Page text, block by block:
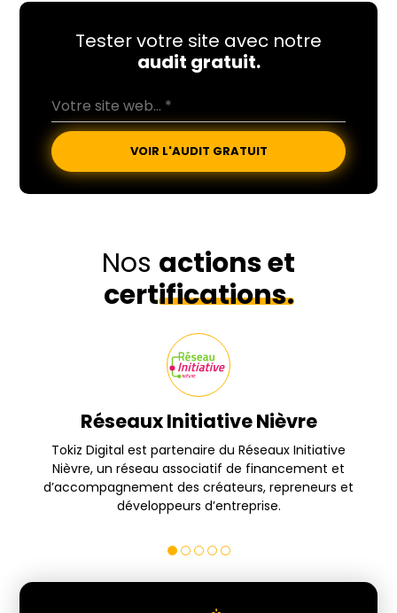
Tester votre site avec notre
audit gratuit.
VOIR L'AUDIT GRATUIT
Nos actions et
certifications.
Réseaux Initiative Nièvre
Tokiz Digital est partenaire du Réseaux Initiative
Nièvre, un réseau associatif de financement et
d’accompagnement des créateurs, repreneurs et
développeurs d’entreprise.